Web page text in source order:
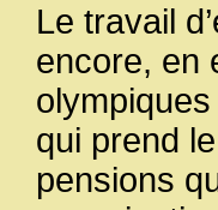
Le travail
encore, en
qui prend
pensions